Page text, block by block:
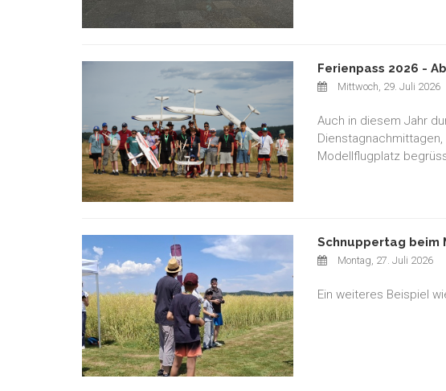
Ferienpass 2026 -
Mittwoch, 29. Juli 2026
Auch in diesem Jahr
Modellflugplatz
Schnuppertag beim
Montag, 27. Juli 2026
Ein weiteres Beispiel